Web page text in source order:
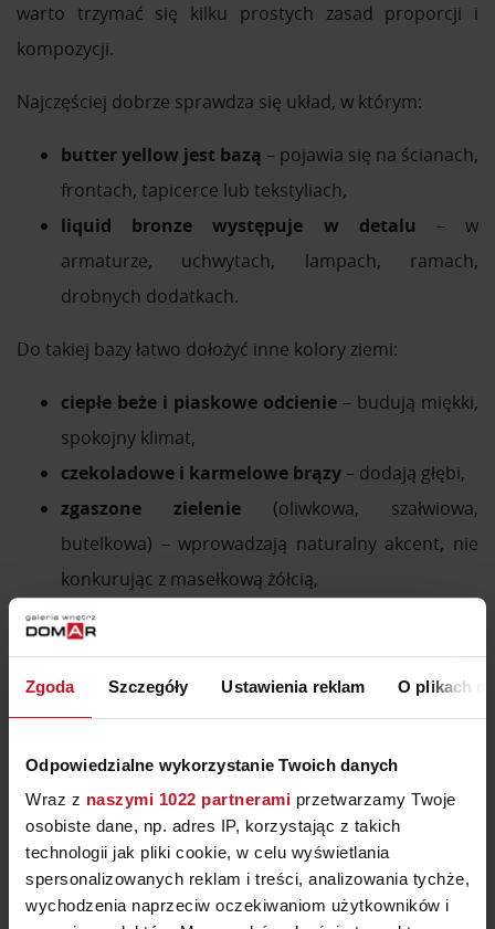
Zgoda Szczegóły Ustawienia reklam O plikach
Odpowiedzialne wykorzystanie Twoich danych
Wraz z naszymi 1022 partnerami przetwarzamy Twoje
osobiste dane, np. adres IP, korzystając z takich
technologii jak pliki cookie, w celu wyświetlania
spersonalizowanych reklam i treści, analizowania tychże,
wychodzenia naprzeciw oczekiwaniom użytkowników i
warto trzymać się kilku prostych zasad proporcji i
kompozycji.
Najczęściej dobrze sprawdza się układ, w którym:
butter yellow jest bazą – pojawia się na ścianach,
frontach, tapicerce lub tekstyliach,
liquid bronze występuje w detalu – w
armaturze, uchwytach, lampach, ramach,
drobnych dodatkach.
Do takiej bazy łatwo dołożyć inne kolory ziemi:
ciepłe beże i piaskowe odcienie – budują miękki,
spokojny klimat,
czekoladowe i karmelowe brązy – dodają głębi,
zgaszone zielenie (oliwkowa, szałwiowa,
butelkowa) – wprowadzają naturalny akcent, nie
konkurując z masełkową żółcią,
terakota, cegła, delikatne rudości
złotym metalem.
prostego schematu: 1 kolor bazowy (np. butter yellow
lub złamana biel), 1–2 kolory uzupełniające z palety
ziemi (np. zgaszona zieleń, czekoladowy brąz) i metal w
odcieniu liquid bronze jako wspólny mianownik w
detalach. Dzięki temu wnętrze wygląda spójnie, nawet